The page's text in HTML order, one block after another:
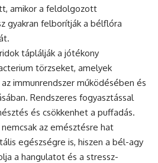
amikor a feldolgozott
gyakran felborítják a bélflóra
táplálják a jótékony
törzseket, amelyek
immunrendszer működésében és
Rendszeres fogyasztással
és csökkenhet a puffadás.
az emésztésre hat
egészségre is, hiszen a bél-agy
a hangulatot és a stressz-